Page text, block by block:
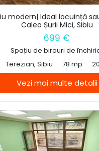
modern| Ideal locuință
Calea Șurii Mici, Sibiu
699 €
Spațiu de birouri de
Terezian, Sibiu
78 mp
Vezi mai multe detalii